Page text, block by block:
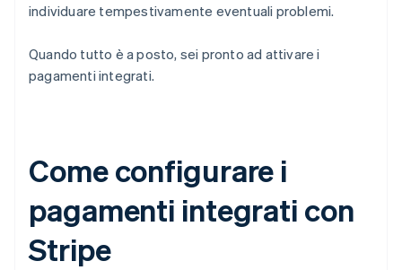
individuare tempestivamente eventuali problemi.
Quando tutto è a posto, sei pronto ad attivare i
pagamenti integrati.
Come configurare i
pagamenti integrati con
Stripe